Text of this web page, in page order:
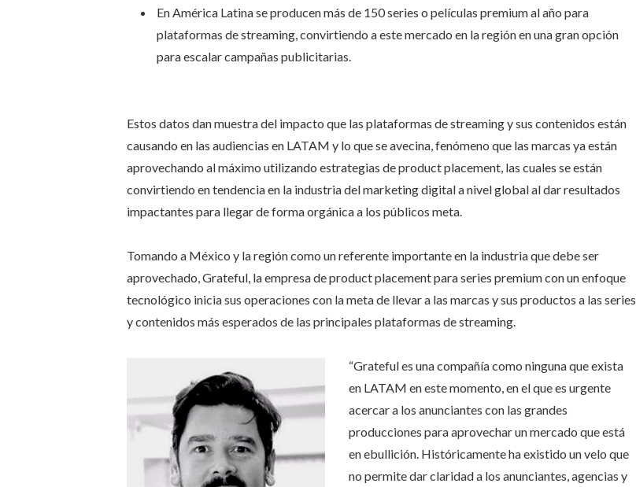
En América Latina se producen más de 150 series o películas premium al año para
plataformas de streaming, convirtiendo a este mercado en la región en una gran opción
para escalar campañas publicitarias.
Estos datos dan muestra del impacto que las plataformas de streaming y sus contenidos están
causando en las audiencias en LATAM y lo que se avecina, fenómeno que las marcas ya están
aprovechando al máximo utilizando estrategias de product placement, las cuales se están
convirtiendo en tendencia en la industria del marketing digital a nivel global al dar resultados
impactantes para llegar de forma orgánica a los públicos meta.
Tomando a México y la región como un referente importante en la industria que debe ser
aprovechado, Grateful, la empresa de product placement para series premium con un enfoque
tecnológico inicia sus operaciones con la meta de llevar a las marcas y sus productos a las series
y contenidos más esperados de las principales plataformas de streaming.
“Grateful es una compañía como ninguna que exista
en LATAM en este momento, en el que es urgente
acercar a los anunciantes con las grandes
producciones para aprovechar un mercado que está
en ebullición. Históricamente ha existido un velo que
no permite dar claridad a los anunciantes, agencias y